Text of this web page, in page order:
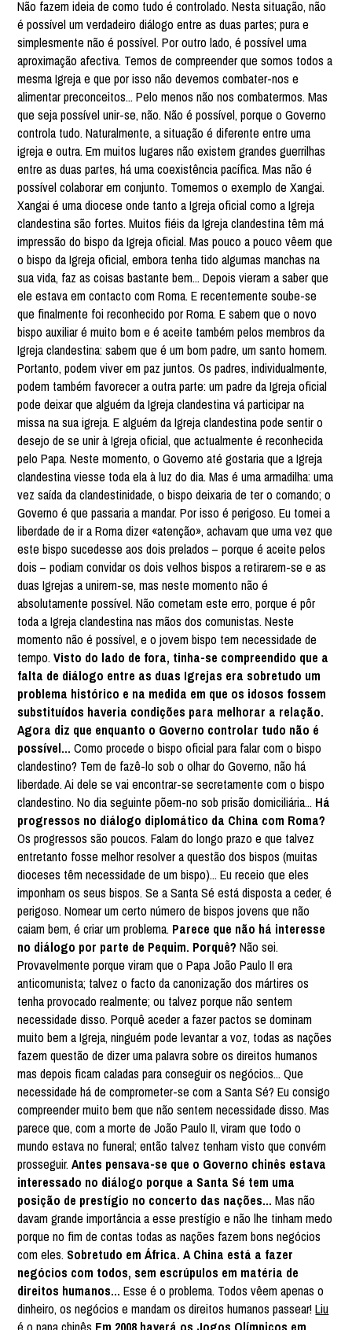
Não fazem ideia de como tudo é controlado. Nesta situação, não
é possível um verdadeiro diálogo entre as duas partes; pura e
simplesmente não é possível. Por outro lado, é possível uma
aproximação afectiva. Temos de compreender que somos todos a
mesma Igreja e que por isso não devemos combater-nos e
alimentar preconceitos... Pelo menos não nos combatermos. Mas
que seja possível unir-se, não. Não é possível, porque o Governo
controla tudo. Naturalmente, a situação é diferente entre uma
igreja e outra. Em muitos lugares não existem grandes guerrilhas
entre as duas partes, há uma coexistência pacífica. Mas não é
possível colaborar em conjunto. Tomemos o exemplo de Xangai.
Xangai é uma diocese onde tanto a Igreja oficial como a Igreja
clandestina são fortes. Muitos fiéis da Igreja clandestina têm má
impressão do bispo da Igreja oficial. Mas pouco a pouco vêem que
o bispo da Igreja oficial, embora tenha tido algumas manchas na
sua vida, faz as coisas bastante bem... Depois vieram a saber que
ele estava em contacto com Roma. E recentemente soube-se
que finalmente foi reconhecido por Roma. E sabem que o novo
bispo auxiliar é muito bom e é aceite também pelos membros da
Igreja clandestina: sabem que é um bom padre, um santo homem.
Portanto, podem viver em paz juntos. Os padres, individualmente,
podem também favorecer a outra parte: um padre da Igreja oficial
pode deixar que alguém da Igreja clandestina vá participar na
missa na sua igreja. E alguém da Igreja clandestina pode sentir o
desejo de se unir à Igreja oficial, que actualmente é reconhecida
pelo Papa. Neste momento, o Governo até gostaria que a Igreja
clandestina viesse toda ela à luz do dia. Mas é uma armadilha: uma
vez saída da clandestinidade, o bispo deixaria de ter o comando; o
Governo é que passaria a mandar. Por isso é perigoso. Eu tomei a
liberdade de ir a Roma dizer «atenção», achavam que uma vez que
este bispo sucedesse aos dois prelados – porque é aceite pelos
dois – podiam convidar os dois velhos bispos a retirarem-se e as
duas Igrejas a unirem-se, mas neste momento não é
absolutamente possível. Não cometam este erro, porque é pôr
toda a Igreja clandestina nas mãos dos comunistas. Neste
momento não é possível, e o jovem bispo tem necessidade de
tempo.Visto do lado de fora, tinha-se compreendido que a
falta de diálogo entre as duas Igrejas era sobretudo um
problema histórico e na medida em que os idosos fossem
substituídos haveria condições para melhorar a relação.
Agora diz que enquanto o Governo controlar tudo não é
possível... Como procede o bispo oficial para falar com o bispo
clandestino? Tem de fazê-lo sob o olhar do Governo, não há
liberdade. Ai dele se vai encontrar-se secretamente com o bispo
clandestino. No dia seguinte põem-no sob prisão domiciliária... Há
progressos no diálogo diplomático da China com Roma?
Os progressos são poucos. Falam do longo prazo e que talvez
entretanto fosse melhor resolver a questão dos bispos (muitas
dioceses têm necessidade de um bispo)... Eu receio que eles
imponham os seus bispos. Se a Santa Sé está disposta a ceder, é
perigoso. Nomear um certo número de bispos jovens que não
caiam bem, é criar um problema. Parece que não há interesse
no diálogo por parte de Pequim. Porquê? Não sei.
Provavelmente porque viram que o Papa João Paulo II era
anticomunista; talvez o facto da canonização dos mártires os
tenha provocado realmente; ou talvez porque não sentem
necessidade disso. Porquê aceder a fazer pactos se dominam
muito bem a Igreja, ninguém pode levantar a voz, todas as nações
fazem questão de dizer uma palavra sobre os direitos humanos
mas depois ficam caladas para conseguir os negócios... Que
necessidade há de comprometer-se com a Santa Sé? Eu consigo
compreender muito bem que não sentem necessidade disso. Mas
parece que, com a morte de João Paulo II, viram que todo o
mundo estava no funeral; então talvez tenham visto que convém
prosseguir.Antes pensava-se que o Governo chinês estava
interessado no diálogo porque a Santa Sé tem uma
posição de prestígio no concerto das nações...Mas não
davam grande importância a esse prestígio e não lhe tinham medo
porque no fim de contas todas as nações fazem bons negócios
com eles. Sobretudo em África. A China está a fazer
negócios com todos, sem escrúpulos em matéria de
direitos humanos...Esse é o problema. Todos vêem apenas o
dinheiro, os negócios e mandam os direitos humanos passear!Liu